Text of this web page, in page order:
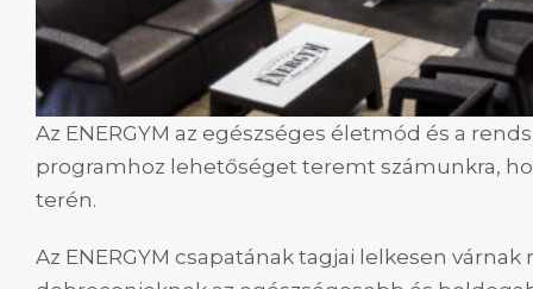
Az ENERGYM az egészséges életmód és a
programhoz lehetőséget teremt számunkra,
terén.
Az ENERGYM csapatának tagjai lelkesen